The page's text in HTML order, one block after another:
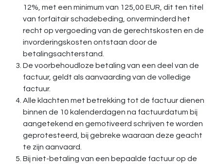
12%, met een minimum van 125,00 EUR, dit ten titel
van forfaitair schadebeding, onverminderd het
recht op vergoeding van de gerechtskosten en de
invorderingskosten ontstaan door de
betalingsachterstand.
De voorbehoudloze betaling van een deel van de
factuur, geldt als aanvaarding van de volledige
factuur.
Alle klachten met betrekking tot de factuur dienen
binnen de 10 kalenderdagen na factuurdatum bij
aangetekend en gemotiveerd schrijven te worden
geprotesteerd, bij gebreke waaraan deze geacht
te zijn aanvaard.
Bij niet-betaling van een bepaalde factuur op de